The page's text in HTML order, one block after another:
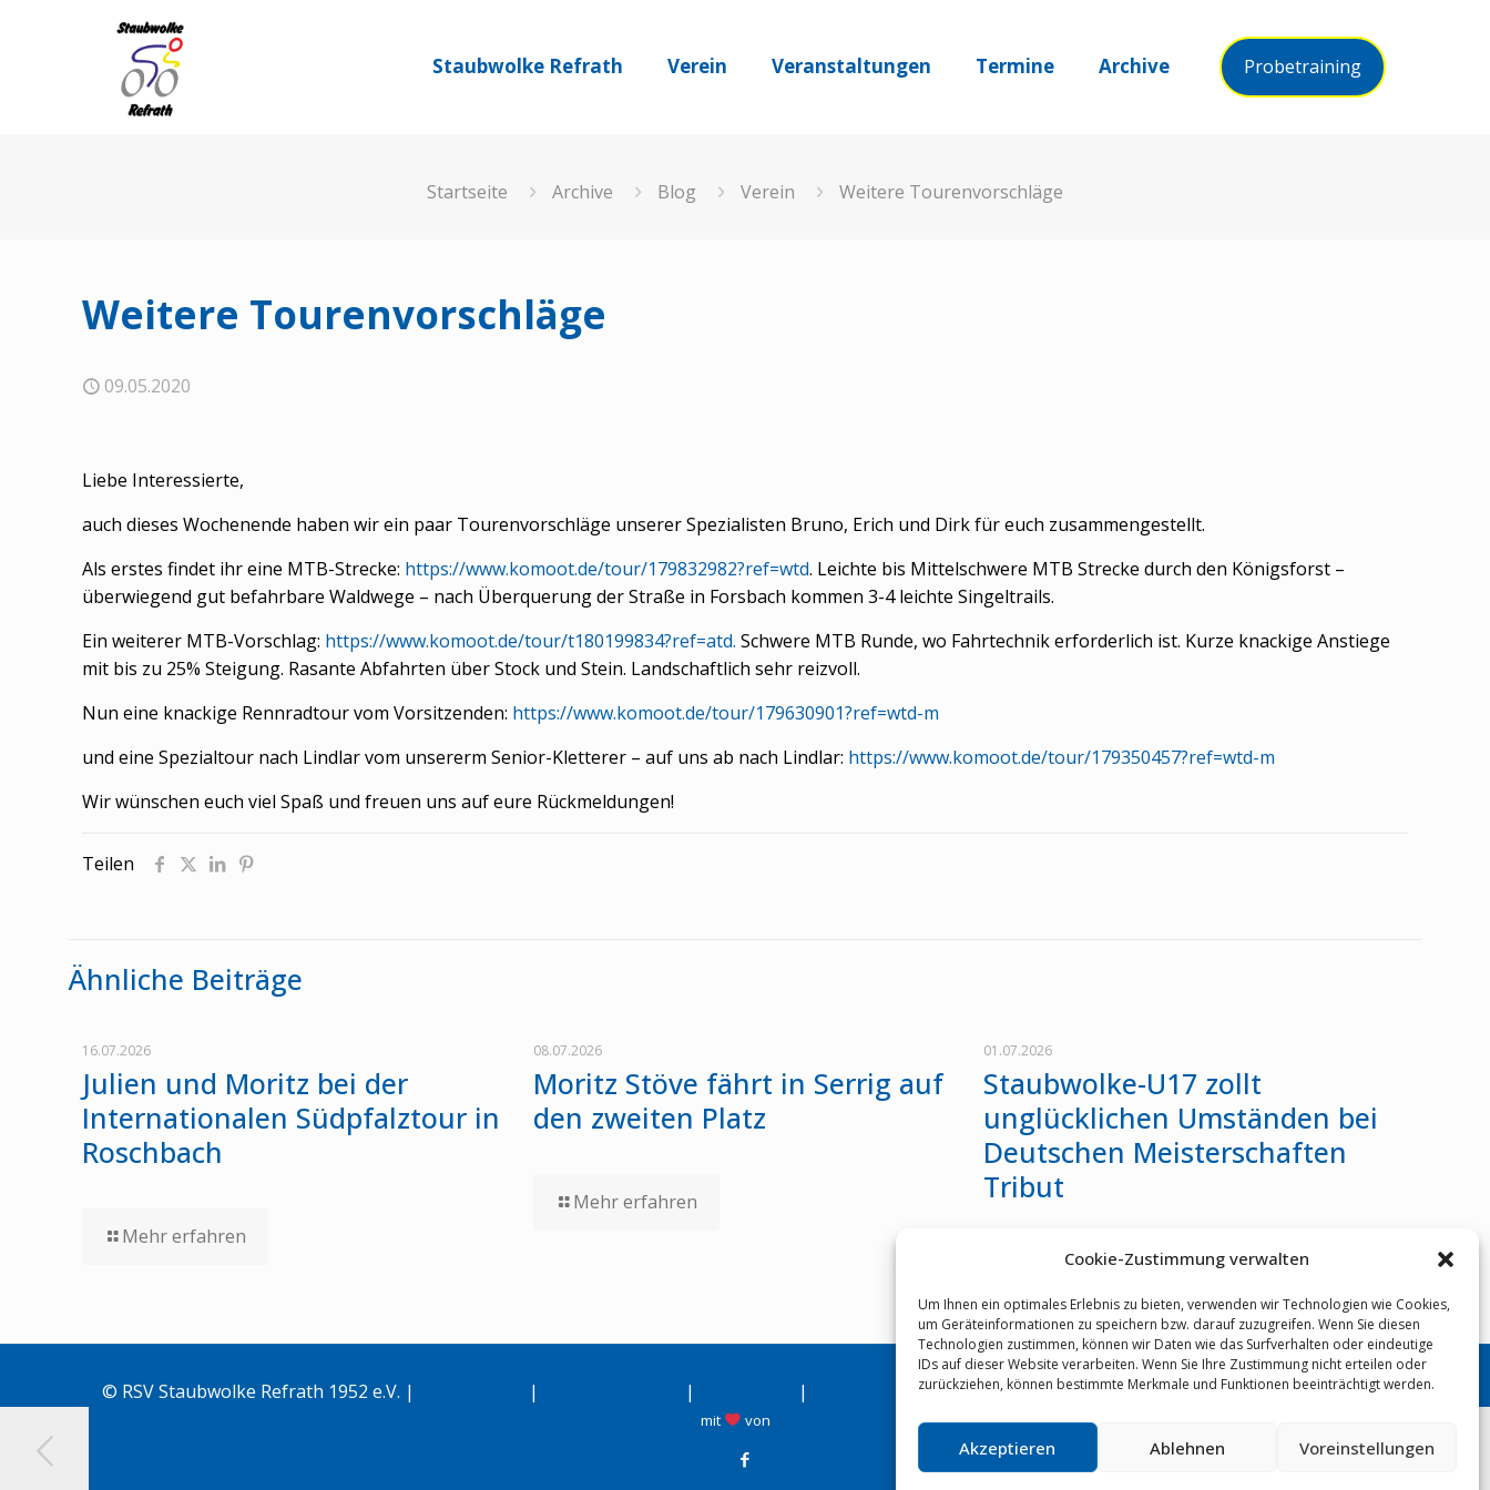
Cookie-Zustimmung verwalten
Um Ihnen ein optimales Erlebnis zu bieten, verwenden wir Technologien wie Cookies,
um Geräteinformationen zu speichern bzw. darauf zuzugreifen. Wenn Sie diesen
Technologien zustimmen, können wir Daten wie das Surfverhalten oder eindeutige
IDs auf dieser Website verarbeiten. Wenn Sie Ihre Zustimmung nicht erteilen oder
zurückziehen, können bestimmte Merkmale und Funktionen beeinträchtigt werden.
Akzeptieren Ablehnen Voreinstellungen
Staubwolke Refrath Verein Veranstaltungen Termine Archive Probetraining
Startseite Archive Blog Verein Weitere Tourenvorschläge
Weitere Tourenvorschläge
09.05.2020
Liebe Interessierte,
auch dieses Wochenende haben wir ein paar Tourenvorschläge unserer Spezialisten Bruno, Erich und Dirk für euch zusammengestellt.
Als erstes findet ihr eine MTB-Strecke: https://www.komoot.de/tour/179832982?ref=wtd. Leichte bis Mittelschwere MTB Strecke durch den Königsforst –
überwiegend gut befahrbare Waldwege – nach Überquerung der Straße in Forsbach kommen 3-4 leichte Singeltrails.
Ein weiterer MTB-Vorschlag: https://www.komoot.de/tour/t180199834?ref=atd.Schwere MTB Runde, wo Fahrtechnik erforderlich ist. Kurze knackige Anstiege
mit bis zu 25% Steigung. Rasante Abfahrten über Stock und Stein. Landschaftlich sehr reizvoll.
Nun eine knackige Rennradtour vom Vorsitzenden: https://www.komoot.de/tour/179630901?ref=wtd-m
und eine Spezialtour nach Lindlar vom unsererm Senior-Kletterer – auf uns ab nach Lindlar: https://www.komoot.de/tour/179350457?ref=wtd-m
Wir wünschen euch viel Spaß und freuen uns auf eure Rückmeldungen!
Teilen
Ähnliche Beiträge
16.07.2026
Julien und Moritz bei der
Internationalen Südpfalztour in
Roschbach
Mehr erfahren
08.07.2026
Moritz Stöve fährt in Serrig auf
den zweiten Platz
Mehr erfahren
01.07.2026
Staubwolke-U17 zollt
unglücklichen Umständen bei
Deutschen Meisterschaften
Tribut
Mehr erfahren
© RSV Staubwolke Refrath 1952 e.V. | | | | Mitglieder-Login| 02204 64461| info@staubwolke-refrath.de|
mit von